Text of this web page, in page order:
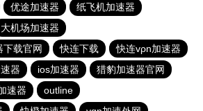
优途加速器
纸飞机加速器
大机场加速器
下载官网
快连下载
快连vρn加速器
器 ios加速器
猎豹加速器官网
速器
outline